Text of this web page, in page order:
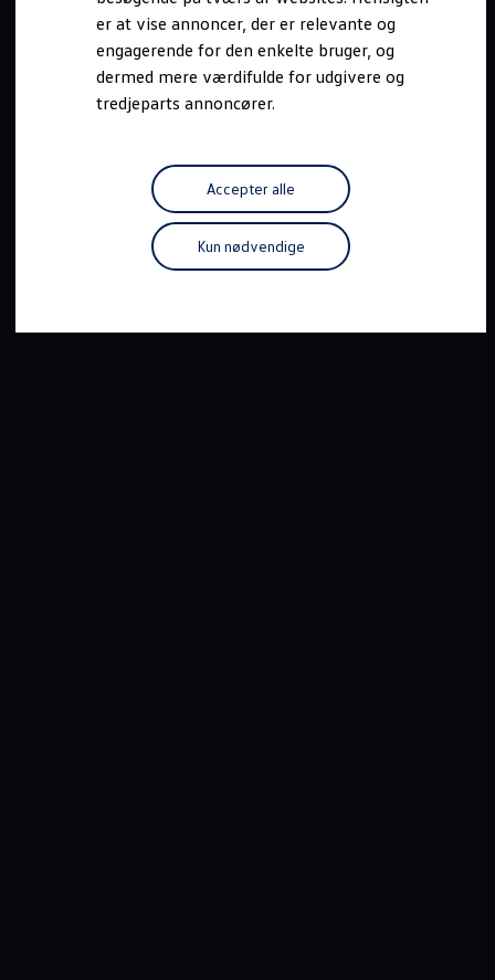
er at vise annoncer, der er relevante og
engagerende for den enkelte bruger, og
dermed mere værdifulde for udgivere og
tredjeparts annoncører.
Accepter alle
Kun nødvendige
Forbind mobiltelefonen med bilen
Opdateringer til software, kort og radio
Fleet Interface Data
MinVolkswagen
Digital instruktionsbog
Tilbehør
Fordele ved at vælge autoriseret værksted til din
Om Volkswagen
Nyheder
Tilmeld nyhedsbrev
Pressemeddelser
Kalenderbillede